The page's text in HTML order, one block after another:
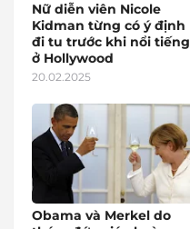
Nữ diễn viên Nicole
Kidman từng có ý định
đi tu trước khi nổi tiếng
ở Hollywood
20.02.2025
Obama và Merkel do